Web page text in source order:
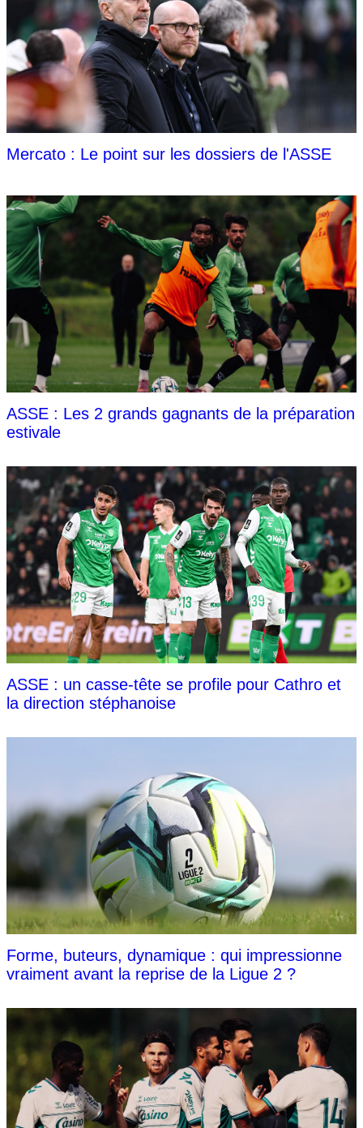
Mercato : Le point sur les dossiers de l'ASSE
ASSE : Les 2 grands gagnants de la préparation
estivale
ASSE : un casse-tête se profile pour Cathro et
la direction stéphanoise
Forme, buteurs, dynamique : qui impressionne
vraiment avant la reprise de la Ligue 2 ?